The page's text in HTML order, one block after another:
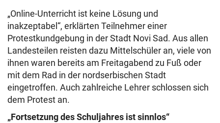
„Online-Unterricht ist keine Lösung und
inakzeptabel“, erklärten Teilnehmer einer
Protestkundgebung in der Stadt Novi Sad. Aus allen
Landesteilen reisten dazu Mittelschüler an, viele von
ihnen waren bereits am Freitagabend zu Fuß oder
mit dem Rad in der nordserbischen Stadt
eingetroffen. Auch zahlreiche Lehrer schlossen sich
dem Protest an.
„Fortsetzung des Schuljahres ist sinnlos“